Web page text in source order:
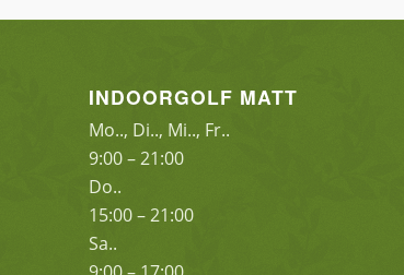
INDOORGOLF MATT
Mo.., Di.., Mi.., Fr..
9:00 – 21:00
Do..
15:00 – 21:00
Sa..